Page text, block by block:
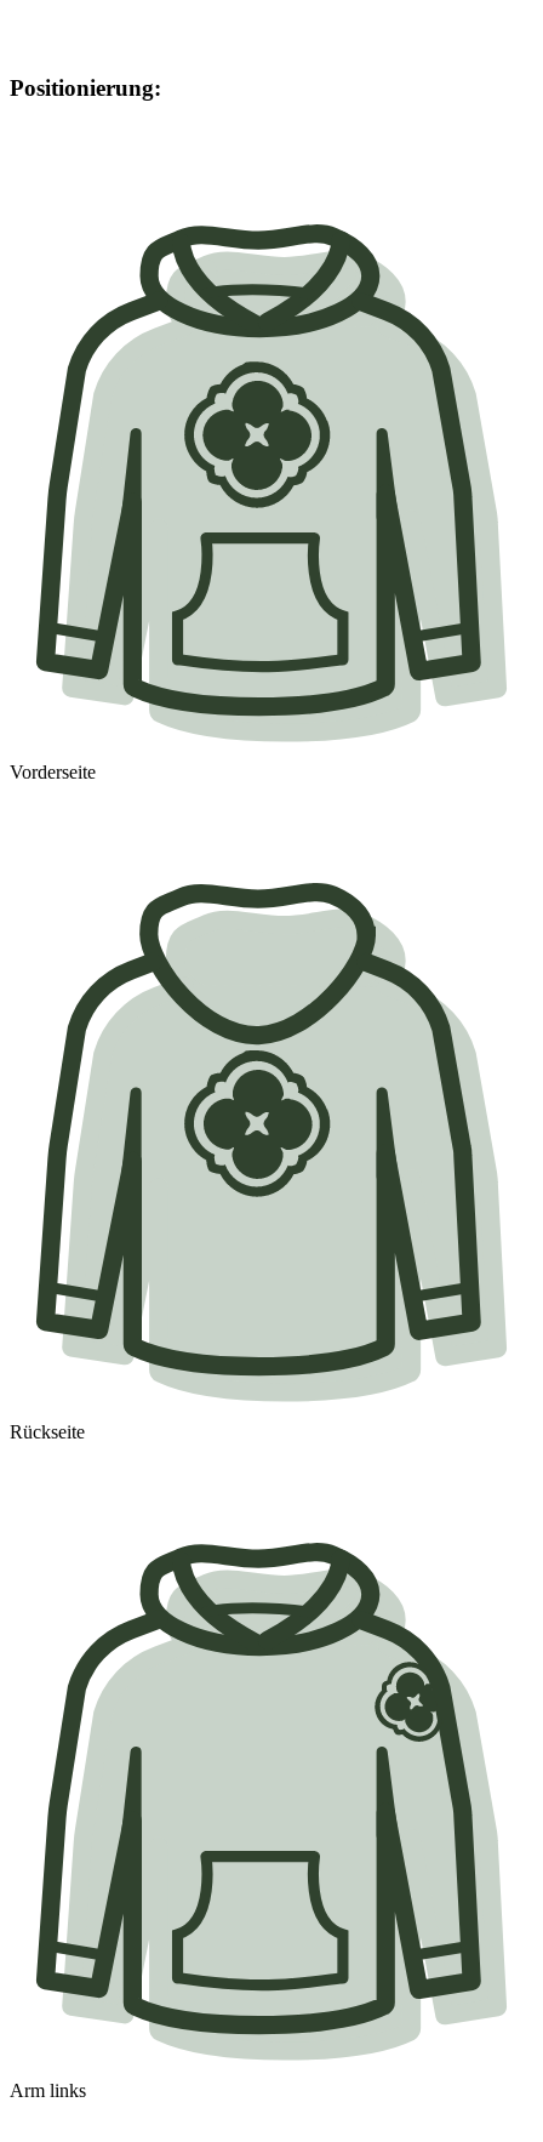
Positionierung:
Vorderseite
Rückseite
Arm links